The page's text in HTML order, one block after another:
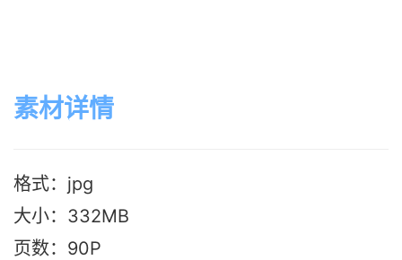
素材详情
格式：jpg
大小：332MB
页数：90P